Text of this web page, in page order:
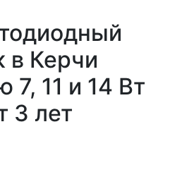
в Керчи
11 и 14 Вт
3 лет